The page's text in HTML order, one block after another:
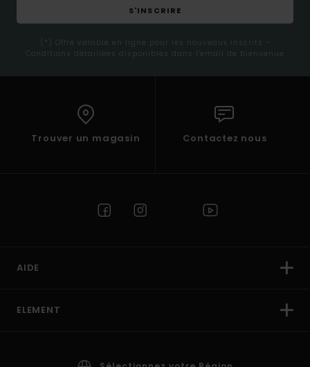
S'INSCRIRE
(*) Offre valable en ligne pour les nouveaux inscrits -
Conditions détaillées disponibles dans l'email de bienvenue
Trouver un magasin Contactez nous
AIDE
ELEMENT